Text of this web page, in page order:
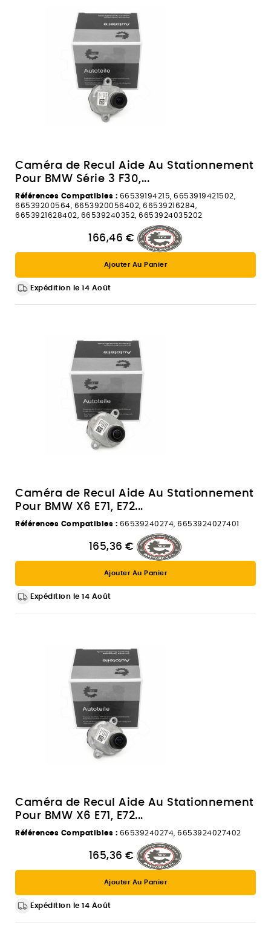
Caméra de Recul Aide Au Stationnement
Pour BMW Série 3 F30,...
Références Compatibles : 66539194215, 6653919421502,
66539200564, 6653920056402, 66539216284,
6653921628402, 66539240352, 6653924035202
166,46 €
Ajouter Au Panier
Expédition le 14 Août
Caméra de Recul Aide Au Stationnement
Pour BMW X6 E71, E72...
Références Compatibles : 66539240274, 6653924027401
165,36 €
Ajouter Au Panier
Expédition le 14 Août
Caméra de Recul Aide Au Stationnement
Pour BMW X6 E71, E72...
Références Compatibles : 66539240274, 6653924027402
165,36 €
Ajouter Au Panier
Expédition le 14 Août